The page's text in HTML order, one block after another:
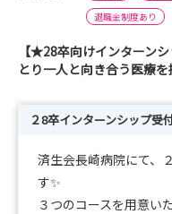
退職金制度あり
【★28卒向けインターン
とり一人と向き合う医療を
２8卒インターンシップ受
済生会長崎病院にて、
す✨
３つのコースを用意い